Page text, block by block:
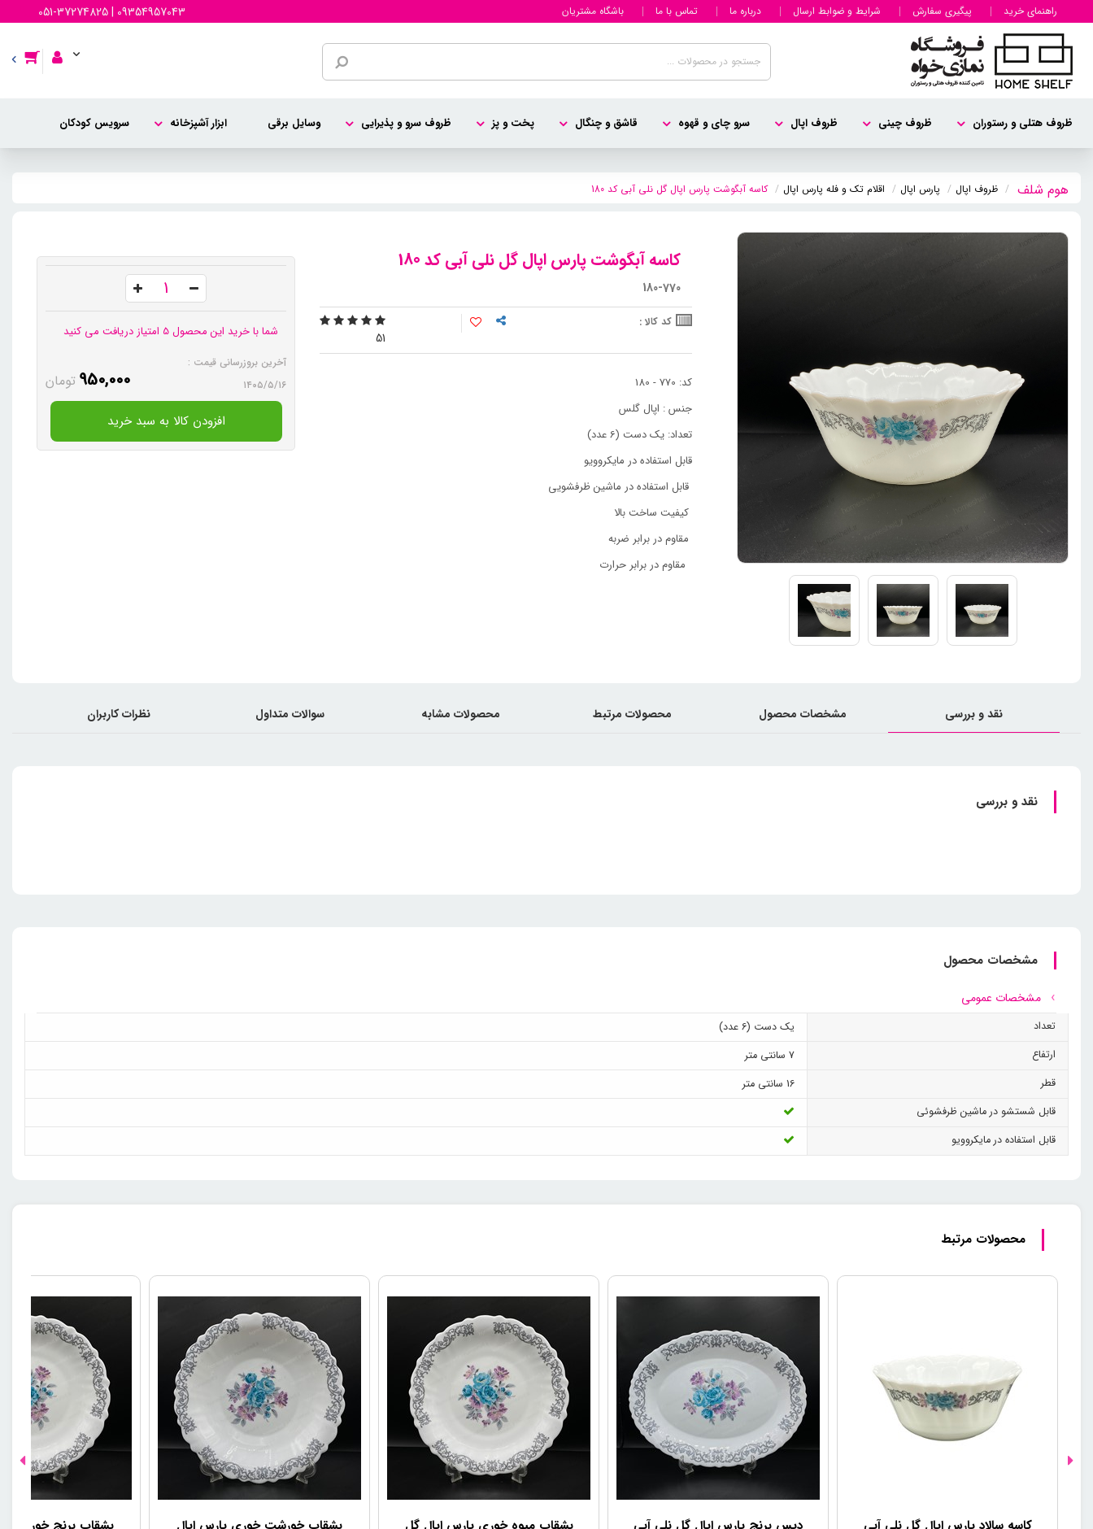
راهنمای خرید پیگیری سفارش شرایط و ضوابط ارسال درباره ما تماس با ما باشگاه مشتریان 051-37274825 | 09354957043
ظروف هتلی و رستوران ظروف چینی ظروف اپال سرو چای و قهوه قاشق و چنگال پخت و پز ظروف سرو و پذیرایی وسایل برقی ابزار آشپزخانه سرویس کودکان
ظروف اپال پارس اپال اقلام تک و فله پارس اپال کاسه آبگوشت پارس اپال گل نلی آبی کد 180
کاسه آبگوشت پارس اپال گل نلی آبی کد 180
180-770
کد کالا :
51
کد: 770 - 180
جنس : اپال گلس
تعداد: یک دست (6 عدد)
قابل استفاده در مایکروویو
قابل استفاده در ماشین ظرفشویی
کیفیت ساخت بالا
مقاوم در برابر ضربه
مقاوم در برابر حرارت
شما با خرید این محصول 5 امتیاز دریافت می کنید
آخرین بروزرسانی قیمت :
۱۴۰۵/۵/۱۶
950,000 تومان
افزودن کالا به سبد خرید
نقد و بررسی مشخصات محصول محصولات مرتبط محصولات مشابه سوالات متداول نظرات کاربران
نقد و بررسی
مشخصات محصول
مشخصات عمومی
تعداد
یک دست (6 عدد)
ارتفاع
7 سانتی متر
قطر
16 سانتی متر
قابل شستشو در ماشین ظرفشوئی
قابل استفاده در مایکروویو
محصولات مرتبط